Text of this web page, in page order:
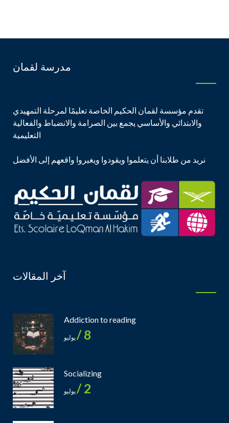
مدرسة لقمان
تقدم مؤسسة لقمان الحكيم الخاصة تعليمًا لمرحلة التمهيدي
والابتدائي والأساسي يجمع بين الصرامة والانضباط والفعالية
التعليمية
نريد من طلابنا أن يتعلموا ويقودوا ويغيروا واقعهم إلى الأفضل
آخر المقالات
Addiction to reading
8 / يوليو
Socializing
2 / يوليو